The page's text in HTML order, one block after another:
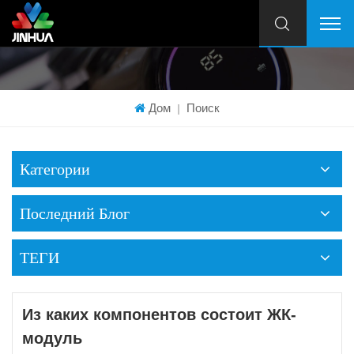
Дом | Поиск
Категории
Последний Блог
ТЕГИ
Из каких компонентов состоит ЖК-
модуль